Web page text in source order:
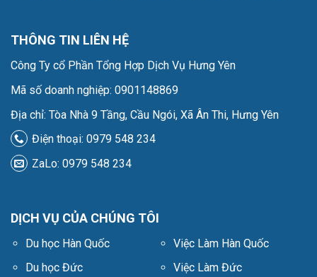
THÔNG TIN LIÊN HỆ
Công Ty cổ Phần Tổng Hợp Dịch Vụ Hưng Yên
Mã số doanh nghiệp: 0901148869
Địa chỉ: Tòa Nhà 9 Tầng, Cầu Ngói, Xã Ân Thi, Hưng Yên
Điện thoại: 0979 548 234
ZaLo: 0979 548 234
DỊCH VỤ CỦA CHÚNG TÔI
Du học Hàn Quốc
Du học Đức
Việc Làm Hàn Quốc
Việc Làm Đức